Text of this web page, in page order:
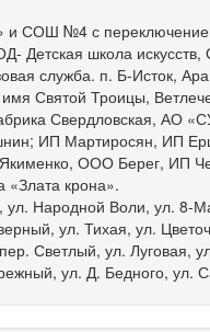
и СОШ №4 с
школа
служба. п. Б-Исток,
Святой Троицы,
Свердловская, АО
ИП Мартиросян, ИП
ООО Берег, ИП
крона».
ул. Народной Воли, ул.
ул. Тихая, ул.
Светлый, ул. Луговая,
ул. Д. Бедного, ул.